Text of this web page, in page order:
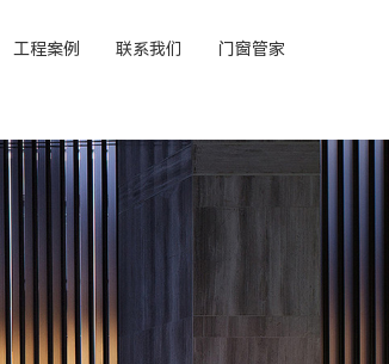
工程案例 联系我们 门窗管家